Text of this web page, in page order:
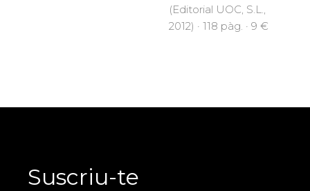
(Editorial UOC, S.L.,
2012) · 118 pàg. · 9 €
Suscriu-te